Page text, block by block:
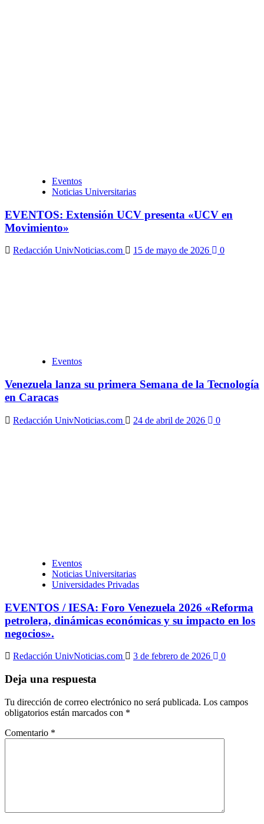
Eventos
Noticias Universitarias
EVENTOS: Extensión UCV presenta «UCV en
Movimiento»
Redacción UnivNoticias.com 15 de mayo de 2026 0
Eventos
Venezuela lanza su primera Semana de la Tecnología
en Caracas
Redacción UnivNoticias.com 24 de abril de 2026 0
Eventos
Noticias Universitarias
Universidades Privadas
EVENTOS / IESA: Foro Venezuela 2026 «Reforma
petrolera, dinámicas económicas y su impacto en los
negocios».
Redacción UnivNoticias.com 3 de febrero de 2026 0
Deja una respuesta
Tu dirección de correo electrónico no será publicada. Los campos
obligatorios están marcados con *
Comentario *